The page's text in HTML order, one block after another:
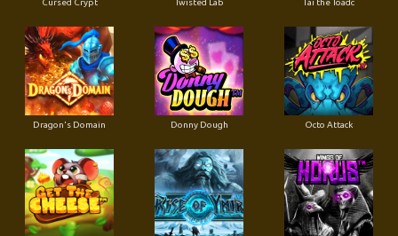
Cursed Crypt Twisted Lab Tai the Toadc
Dragon's Domain Donny Dough Octo Attack